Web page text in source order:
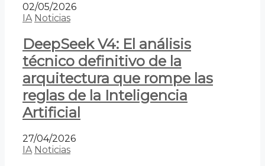
02/05/2026
IA Noticias
DeepSeek V4: El análisis
técnico definitivo de la
arquitectura que rompe las
reglas de la Inteligencia
Artificial
27/04/2026
IA Noticias